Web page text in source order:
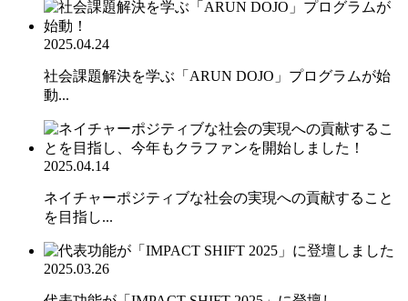
2025.04.24
社会課題解決を学ぶ「ARUN DOJO」プログラムが始
動...
2025.04.14
ネイチャーポジティブな社会の実現への貢献すること
を目指し...
2025.03.26